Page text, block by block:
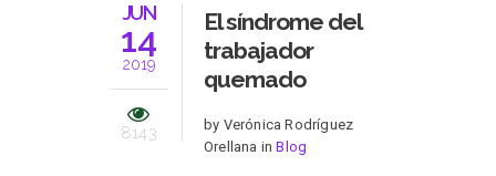
JUN
14
2019
8143
El síndrome del
trabajador
quemado
by Verónica Rodríguez
Orellana inBlog